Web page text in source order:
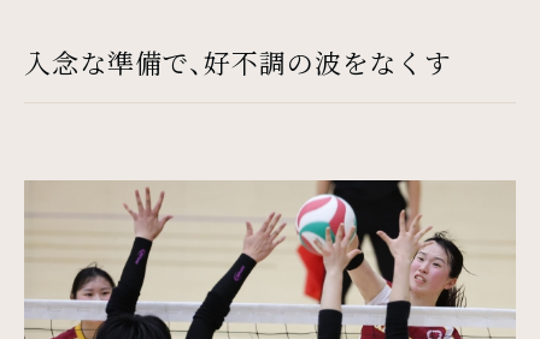
入念な準備で、好不調の波をなくす